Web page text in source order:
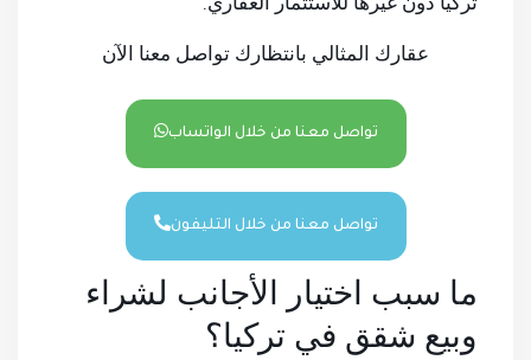
عقارك المثالي بانتظارك تواصل معنا الآن
تواصل معنا من خلال الواتساب
تواصل معنا من خلال التليفون
ما سبب اختيار الأجانب لشراء
وبيع شقق في تركيا؟